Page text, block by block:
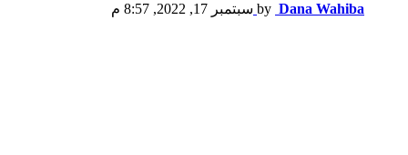
by Dana Wahiba سبتمبر 17, 2022, 8:57 م